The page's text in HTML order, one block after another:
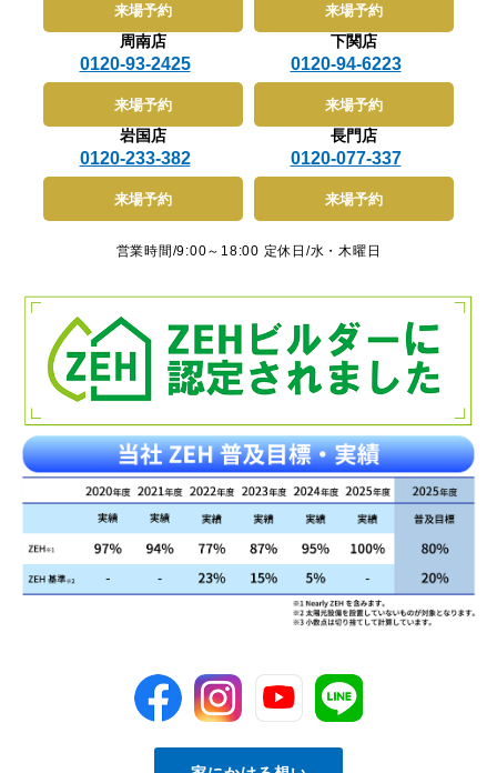
来場予約 来場予約
周南店
0120-93-2425
来場予約
下関店
0120-94-6223
来場予約
岩国店
0120-233-382
来場予約
長門店
0120-077-337
来場予約
営業時間/9:00～18:00 定休日/水・木曜日